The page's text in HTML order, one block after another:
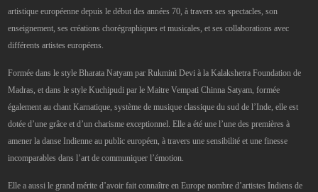
artistique européenne depuis le début des années 70, à travers ses spectacles, son
enseignement, ses créations chorégraphiques et musicales, et ses collaborations avec
différents artistes européens.
Formée dans le style Bharata Natyam par Rukmini Devi à la Kalakshetra Foundation de
Madras, et dans le style Kuchipudi par le Maitre Vempati Chinna Satyam, formée
également au chant Karnatique, système de musique classique du sud de l’Inde, elle est
dotée d’une grâce et d’un charisme exceptionnel. Elle a été une l’une des premières à
amener la danse Indienne au public européen, à travers une sensibilité et une finesse
incomparables dans l’art de communiquer l’émotion.
Elle a aussi le grand mérite d’avoir fait connaître en Europe nombre d’artistes Indiens de